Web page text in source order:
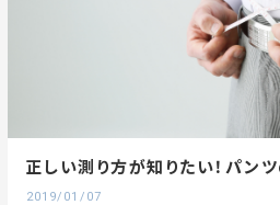
正しい測り方が知りたい！パン
2019/01/07